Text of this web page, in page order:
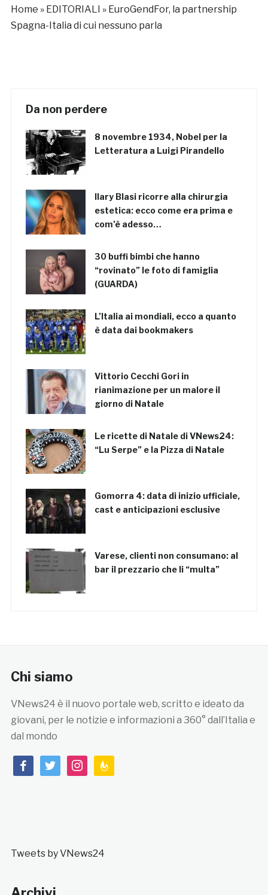
Home » EDITORIALI » EuroGendFor, la partnership
Spagna-Italia di cui nessuno parla
Da non perdere
8 novembre 1934, Nobel per la
Letteratura a Luigi Pirandello
Ilary Blasi ricorre alla chirurgia
estetica: ecco come era prima e
com’è adesso…
30 buffi bimbi che hanno
“rovinato” le foto di famiglia
(GUARDA)
L’Italia ai mondiali, ecco a quanto
è data dai bookmakers
Vittorio Cecchi Gori in
rianimazione per un malore il
giorno di Natale
Le ricette di Natale di VNews24:
“Lu Serpe” e la Pizza di Natale
Gomorra 4: data di inizio ufficiale,
cast e anticipazioni esclusive
Varese, clienti non consumano: al
bar il prezzario che li “multa”
Chi siamo
VNews24 è il nuovo portale web, scritto e ideato da
giovani, per le notizie e informazioni a 360° dall’Italia e
dal mondo
facebooktwitterinstagramfeedburner
Tweets by VNews24